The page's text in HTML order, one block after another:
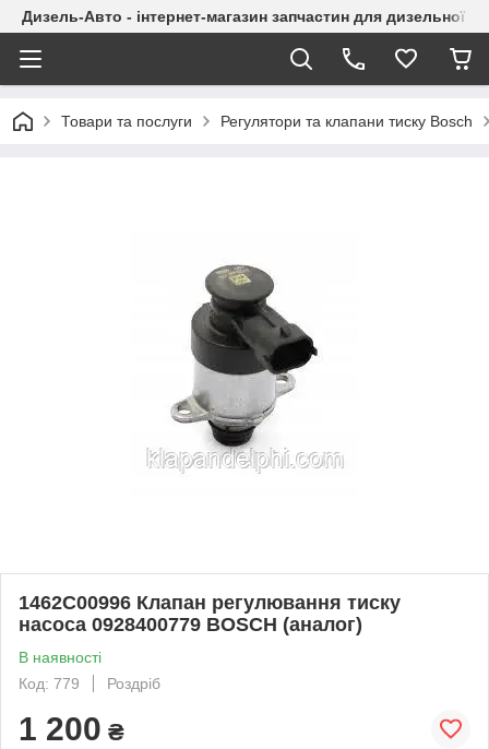
Дизель-Авто - інтернет-магазин запчастин для дизельної
Товари та послуги Регулятори та клапани тиску Bosch
1462C00996 Клапан регулювання тиску
насоса 0928400779 BOSCH (аналог)
В наявності
Код: 779
Роздріб
1 200 ₴